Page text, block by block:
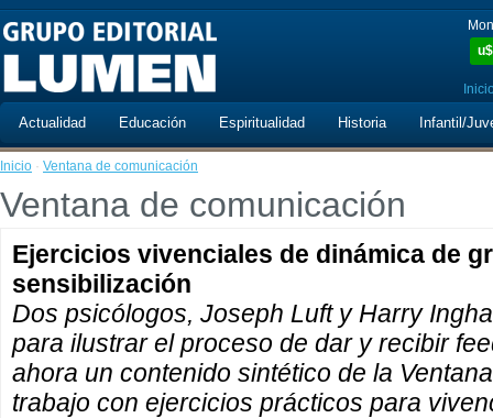
u$
Actualidad Educación Espiritualidad Historia Infantil/
Inicio · Ventana de comunicación
Ventana de comunicación
Ejercicios vivenciales de dinámica de
sensibilización
Dos psicólogos, Joseph Luft y Harry
para ilustrar el proceso de dar y recibir
ahora un contenido sintético de la
trabajo con ejercicios prácticos para